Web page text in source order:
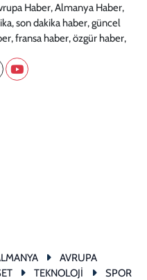
Haber, Almanya Haber,
son dakika haber, güncel
fransa haber, özgür haber,
AVRUPA
TEKNOLOJİ
SPOR